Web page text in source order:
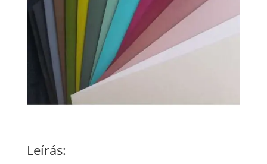
Leírás: